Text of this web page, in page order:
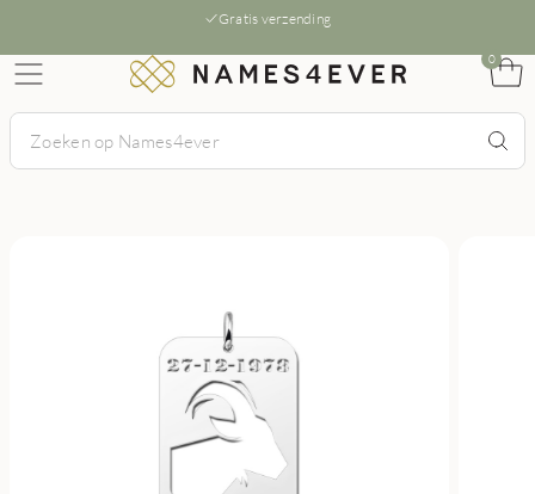
Gratis verzending
0